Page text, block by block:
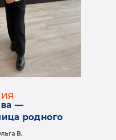
—
родного
конкурса
В.